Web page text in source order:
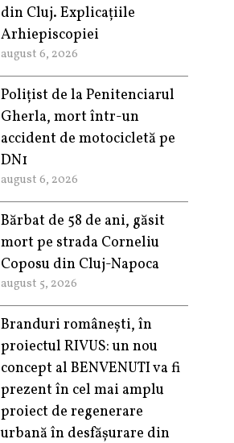
din Cluj. Explicațiile
Arhiepiscopiei
august 6, 2026
Polițist de la Penitenciarul
Gherla, mort într-un
accident de motocicletă pe
DN1
august 6, 2026
Bărbat de 58 de ani, găsit
mort pe strada Corneliu
Coposu din Cluj-Napoca
august 5, 2026
Branduri românești, în
proiectul RIVUS: un nou
concept al BENVENUTI va fi
prezent în cel mai amplu
proiect de regenerare
urbană în desfășurare din